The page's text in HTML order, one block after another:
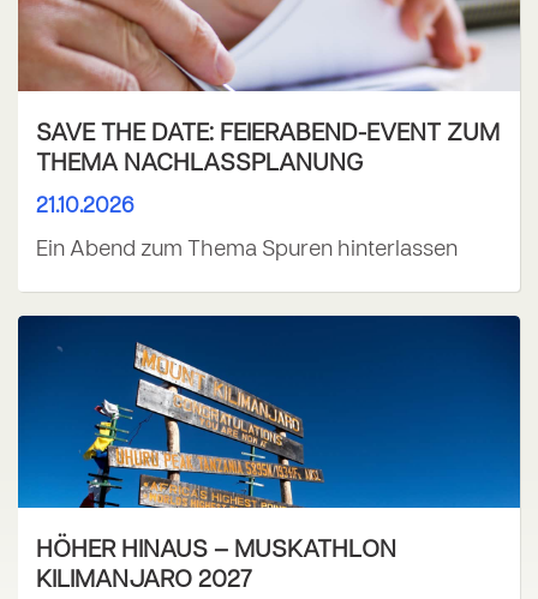
SAVE THE DATE: FEIERABEND-EVENT ZUM
THEMA NACHLASSPLANUNG
21.10.2026
Ein Abend zum Thema Spuren hinterlassen
HÖHER HINAUS – MUSKATHLON
KILIMANJARO 2027